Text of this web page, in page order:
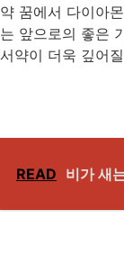
약 꿈에서 다이아
는 앞으로의 좋은
서약이 더욱 깊어
READ 비가 새